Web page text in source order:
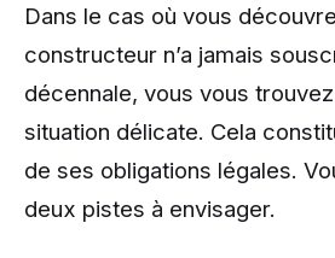
Dans le cas où vous
constructeur n’a jamais
décennale, vous vous
situation délicate. Cela
de ses obligations légales.
deux pistes à envisager.